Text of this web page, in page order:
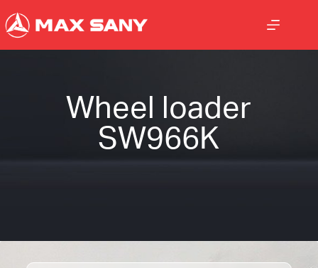
Wheel loader
SW966K